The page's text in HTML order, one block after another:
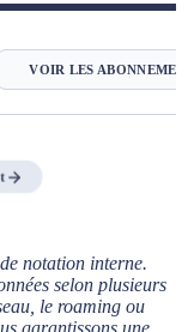
VOIR LES
notation interne.
selon plusieurs
le roaming ou
garantissons une